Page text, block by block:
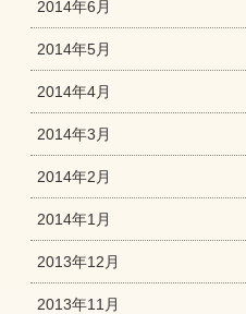
2014年6月
2014年5月
2014年4月
2014年3月
2014年2月
2014年1月
2013年12月
2013年11月